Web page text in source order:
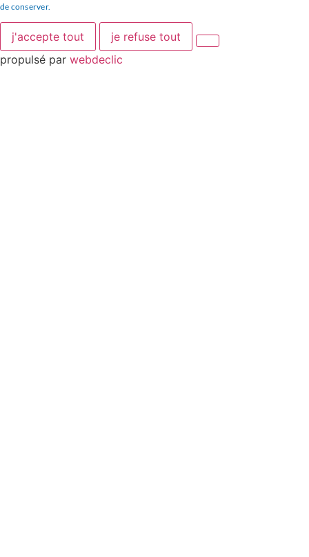
de conserver.
j'accepte tout
je refuse tout
propulsé par webdeclic